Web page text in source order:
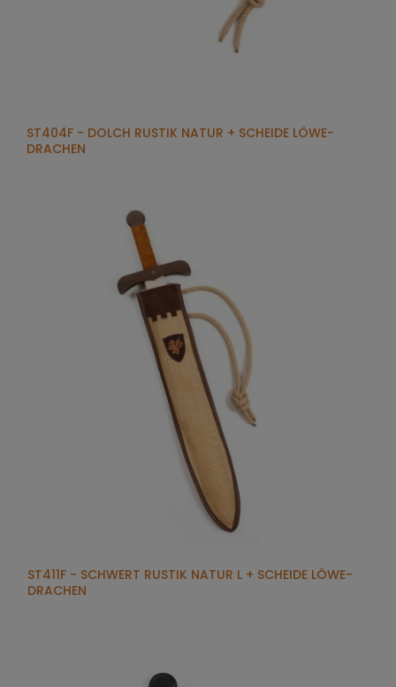
ST404F - DOLCH RUSTIK NATUR + SCHEIDE LÖWE-
DRACHEN
ST411F - SCHWERT RUSTIK NATUR L + SCHEIDE LÖWE-
DRACHEN